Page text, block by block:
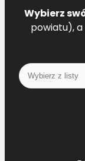
Wybierz
powiatu),